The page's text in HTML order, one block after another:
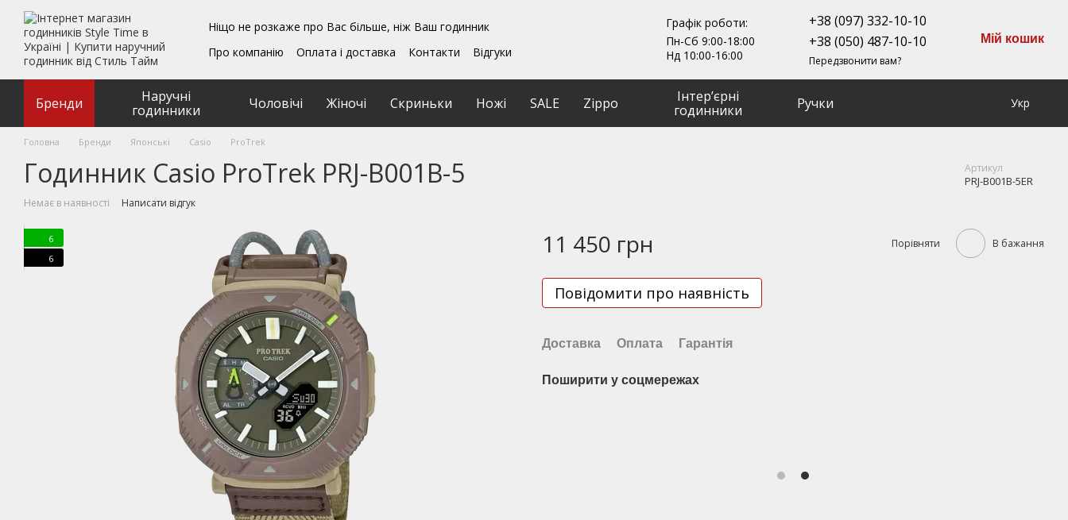
Перейти до основного контенту
Ніщо не розкаже про Вас більше, ніж Ваш годинник
Про компанію
Оплата і доставка Контакти
Відгуки
Угода користувача
Графік роботи:
Пн-Сб 9:00-18:00
Нд 10:00-16:00
+38 (097) 332-10-10
+38 (050) 487-10-10
Передзвонити вам?
Мій кошик
Бренди
Наручні
годинники
Чоловічі Жіночі Скриньки Ножі SALE Zippo
Інтерʼєрні
годинники
Ручки Укр
Головна Бренди Японські Casio ProTrek
Годинник Casio ProTrek PRJ-B001B-5 Артикул
PRJ-B001B-5ER
Немає в наявності Написати відгук
6
6
11 450 грн Порівняти В бажання
Повідомити про наявність
Доставка Оплата Гарантія
Поширити у соцмережах